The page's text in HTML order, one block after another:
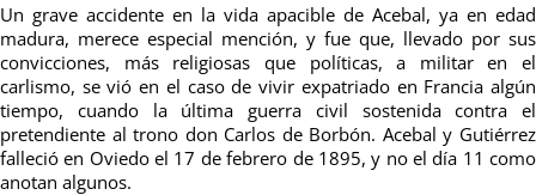
Un grave accidente en la vida apacible de Acebal, ya en edad
madura, merece especial mención, y fue que, llevado por sus
convicciones, más religiosas que políticas, a militar en el
carlismo, se vió en el caso de vivir expatriado en Francia algún
tiempo, cuando la última guerra civil sostenida contra el
pretendiente al trono don Carlos de Borbón. Acebal y Gutiérrez
falleció en Oviedo el 17 de febrero de 1895, y no el día 11 como
anotan algunos.